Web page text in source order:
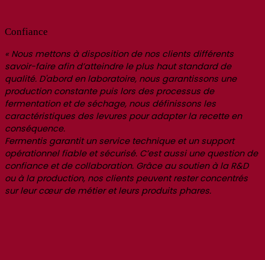
Confiance
« Nous mettons à disposition de nos clients différents
savoir-faire afin d’atteindre le plus haut standard de
qualité. D'abord en laboratoire, nous garantissons une
production constante puis lors des processus de
fermentation et de séchage, nous définissons les
caractéristiques des levures pour adapter la recette en
conséquence.
Fermentis garantit un service technique et un support
opérationnel fiable et sécurisé. C’est aussi une question de
confiance et de collaboration. Grâce au soutien à la R&D
ou à la production, nos clients peuvent rester concentrés
sur leur cœur de métier et leurs produits phares.